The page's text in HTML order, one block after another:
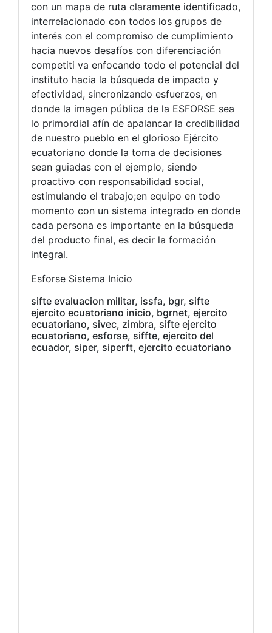
con un mapa de ruta claramente identificado,
interrelacionado con todos los grupos de
interés con el compromiso de cumplimiento
hacia nuevos desafíos con diferenciación
competiti va enfocando todo el potencial del
instituto hacia la búsqueda de impacto y
efectividad, sincronizando esfuerzos, en
donde la imagen pública de la ESFORSE sea
lo primordial afín de apalancar la credibilidad
de nuestro pueblo en el glorioso Ejército
ecuatoriano donde la toma de decisiones
sean guiadas con el ejemplo, siendo
proactivo con responsabilidad social,
estimulando el trabajo;en equipo en todo
momento con un sistema integrado en donde
cada persona es importante en la búsqueda
del producto final, es decir la formación
integral.
Esforse Sistema Inicio
sifte evaluacion militar, issfa, bgr, sifte
ejercito ecuatoriano inicio, bgrnet, ejercito
ecuatoriano, sivec, zimbra, sifte ejercito
ecuatoriano, esforse, siffte, ejercito del
ecuador, siper, siperft, ejercito ecuatoriano